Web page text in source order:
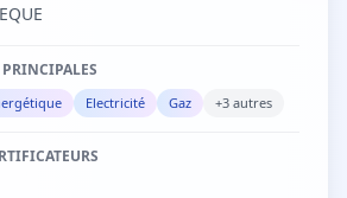
Electricité Gaz +3 autres